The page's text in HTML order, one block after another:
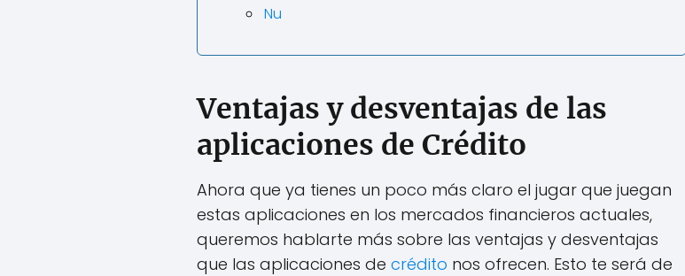
Nu
Ventajas y desventajas de las
aplicaciones de Crédito
Ahora que ya tienes un poco más claro el jugar que juegan
estas aplicaciones en los mercados financieros actuales,
queremos hablarte más sobre las ventajas y desventajas
que las aplicaciones de crédito nos ofrecen. Esto te será de